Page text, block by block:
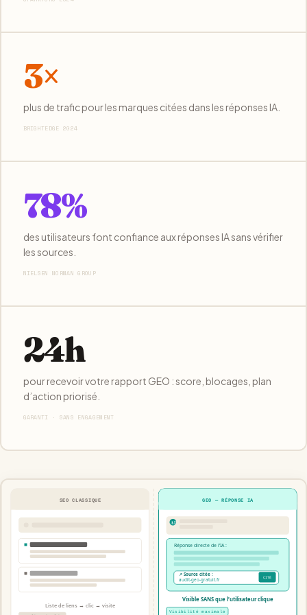
3×
plus de trafic pour les marques citées dans les réponses IA.
BRIGHTEDGE 2024
78%
des utilisateurs font confiance aux réponses IA sans vérifier
les sources.
NIELSEN NORMAN GROUP
24h
pour recevoir votre rapport GEO : score, blocages, plan
d’action priorisé.
GARANTI · SANS ENGAGEMENT
SEO CLASSIQUE
Liste de liens → clic → visite
GEO — RÉPONSE IA
AI
Réponse directe de l’IA :
↗ Source citée :
audit-geo-gratuit.fr
CITÉ
Visible SANS que l’utilisateur clique
Visibilité maximale